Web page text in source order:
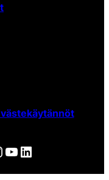
YouTube LinkedIn